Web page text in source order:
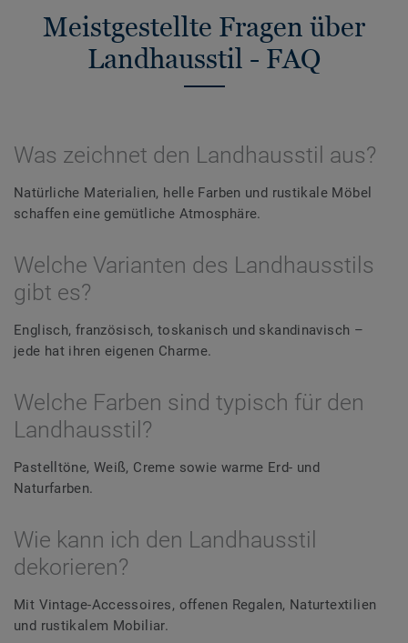
Meistgestellte Fragen über
Landhausstil - FAQ
Was zeichnet den Landhausstil aus?
Natürliche Materialien, helle Farben und rustikale Möbel
schaffen eine gemütliche Atmosphäre.
Welche Varianten des Landhausstils
gibt es?
Englisch, französisch, toskanisch und skandinavisch –
jede hat ihren eigenen Charme.
Welche Farben sind typisch für den
Landhausstil?
Pastelltöne, Weiß, Creme sowie warme Erd- und
Naturfarben.
Wie kann ich den Landhausstil
dekorieren?
Mit Vintage-Accessoires, offenen Regalen, Naturtextilien
und rustikalem Mobiliar.